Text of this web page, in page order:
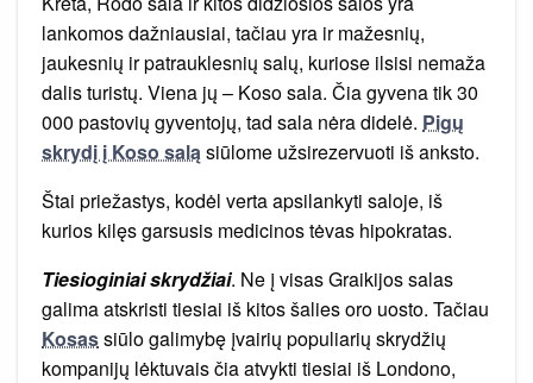
lankomos dažniausiai, tačiau yra ir mažesnių,
jaukesnių ir patrauklesnių salų, kuriose ilsisi nemaža
dalis turistų. Viena jų – Koso sala. Čia gyvena tik 30
000 pastovių gyventojų, tad sala nėra didelė. Pigų
skrydį į Koso saląsiūlome užsirezervuoti iš anksto.
Štai priežastys, kodėl verta apsilankyti saloje, iš
kurios kilęs garsusis medicinos tėvas hipokratas.
Tiesioginiai skrydžiai. Ne į visas Graikijos salas
galima atskristi tiesiai iš kitos šalies oro uosto. Tačiau
Kosassiūlo galimybę įvairių populiarių skrydžių
kompanijų lėktuvais čia atvykti tiesiai iš Londono,